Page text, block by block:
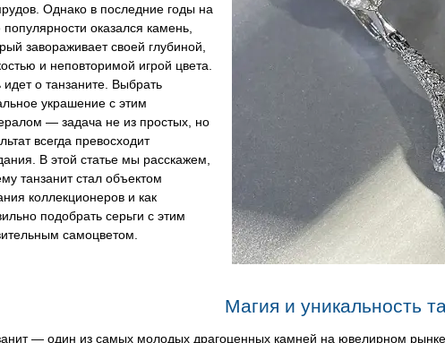
Однако в последние годы на
популярности оказался камень,
завораживает своей глубиной,
и неповторимой игрой цвета.
идет о танзаните. Выбрать
украшение с этим
— задача не из простых, но
всегда превосходит
В этой статье мы расскажем,
танзанит стал объектом
коллекционеров и как
подобрать серьги с этим
самоцветом.
Магия и уникальность
— один из самых молодых драгоценных камней на ювелирном